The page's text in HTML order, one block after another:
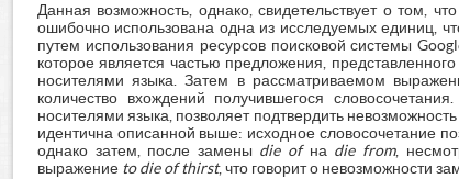
Данная возможность, однако, свидетельствует о том,
ошибочно использована одна из исследуемых единиц,
путем использования ресурсов поисковой системы
которое является частью предложения,
носителями языка. Затем в рассматриваемом
количество вхождений получившегося
носителями языка, позволяет подтвердить
идентична описанной выше: исходное словосочетание
однако затем, после замены die of на die from,
выражение to die of thirst, что говорит о невозможности